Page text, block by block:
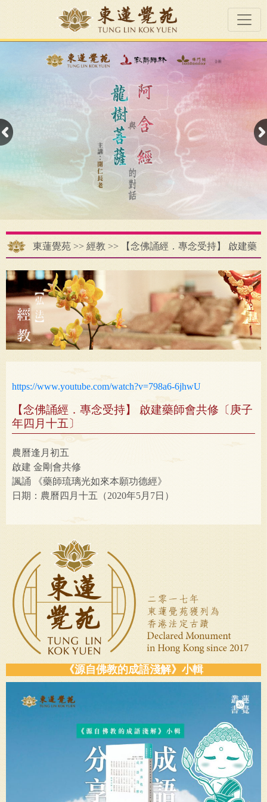
東蓮覺苑 >> 經教 >> 【念佛誦經．專念受持】 啟建藥
師會共修〔庚子年四月十五〕
https://www.youtube.com/watch?v=798a6-6jhwU
【念佛誦經．專念受持】 啟建藥師會共修〔庚子
年四月十五〕
農曆逢月初五
啟建 金剛會共修
諷誦 《藥師琉璃光如來本願功德經》
日期：農曆四月十五（2020年5月7日）
《源自佛教的成語淺解》小輯